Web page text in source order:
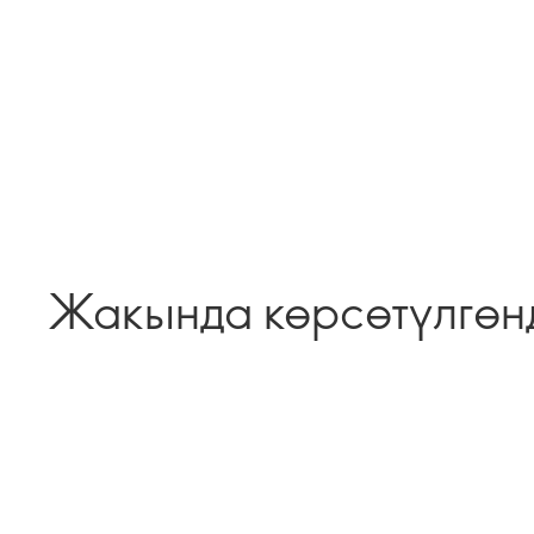
Жакында